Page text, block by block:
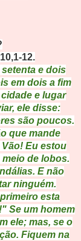
12.
e dois
em dois a fim
e lugar
ele disse:
são poucos.
que mande
Eu estou
de lobos.
E não
ninguém.
esta
Se um homem
ele; mas, se o
Fiquem na